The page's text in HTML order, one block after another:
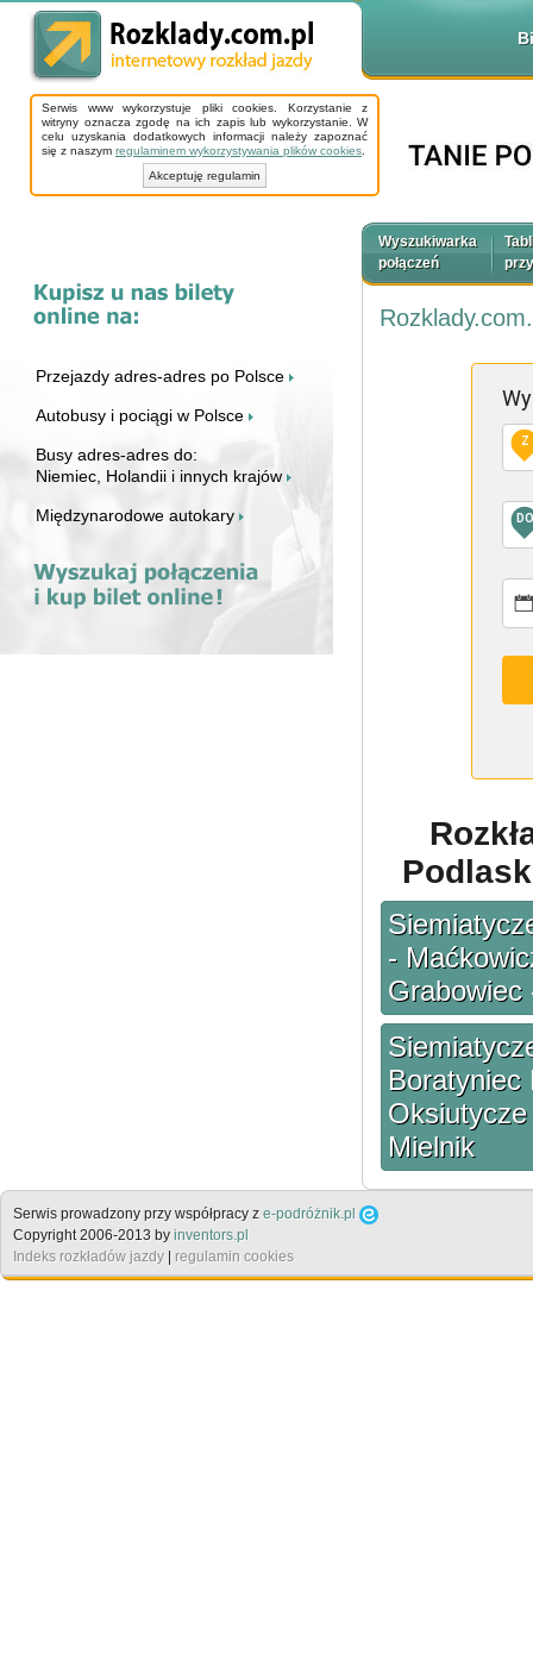
Serwis www wykorzystuje pliki cookies. Korzystanie z
witryny oznacza zgodę na ich zapis lub wykorzystanie. W
celu uzyskania dodatkowych informacji należy zapoznać
się z naszym regulaminem wykorzystywania plików cookies
Akceptuję regulamin
Przejazdy adres-adres po Polsce
Autobusy i pociągi w Polsce
Busy adres-adres do:
Niemiec, Holandii i innych krajów
Międzynarodowe autokary
Wyszukiwarka
połączeń
Z
DO
-
Grabowiec
Boratyniec
Mielnik
Serwis prowadzony przy współpracy z e-podróżnik.pl
Copyright 2006-2013 by inventors.pl
Indeks rozkładów jazdy
regulamin cookies